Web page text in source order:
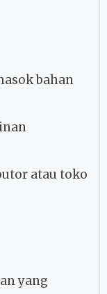
bahan
atau toko
yang